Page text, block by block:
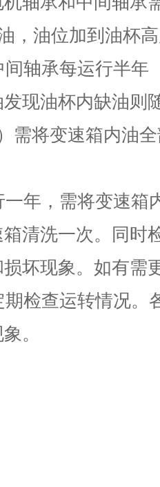
，油位加到油杯
轴承每运行半年
现油杯内缺油则
需将变速箱内油
年，需将变速箱
清洗一次。同时
损坏现象。如有
检查运转情况。
。